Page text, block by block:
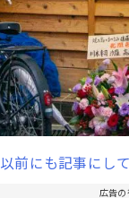
以前にも記事にして
広告